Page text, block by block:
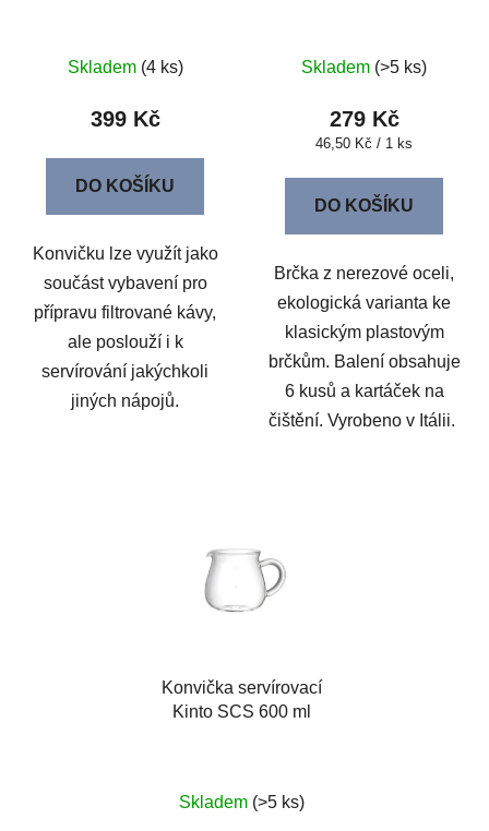
Skladem (4 ks)
399 Kč
DO KOŠÍKU
Konvičku lze využít jako
součást vybavení pro
přípravu filtrované kávy,
ale poslouží i k
servírování jakýchkoli
jiných nápojů.
Skladem (>5 ks)
279 Kč
Měrná
46,50 Kč / 1 ks
DO KOŠÍKU
Brčka z nerezové oceli,
ekologická varianta ke
klasickým plastovým
brčkům. Balení obsahuje
6 kusů a kartáček na
čištění. Vyrobeno v Itálii.
Konvička servírovací
Kinto SCS 600 ml
Skladem (>5 ks)